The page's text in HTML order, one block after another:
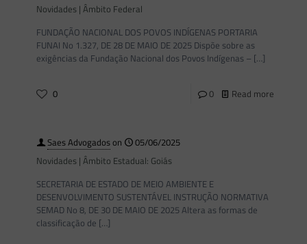
Novidades | Âmbito Federal
FUNDAÇÃO NACIONAL DOS POVOS INDÍGENAS PORTARIA
FUNAI No 1.327, DE 28 DE MAIO DE 2025 Dispõe sobre as
exigências da Fundação Nacional dos Povos Indígenas – […]
0 0 Read more
Saes Advogadoson
05/06/2025
Novidades | Âmbito Estadual: Goiás
SECRETARIA DE ESTADO DE MEIO AMBIENTE E
DESENVOLVIMENTO SUSTENTÁVEL INSTRUÇÃO NORMATIVA
SEMAD No 8, DE 30 DE MAIO DE 2025 Altera as formas de
classificação de […]